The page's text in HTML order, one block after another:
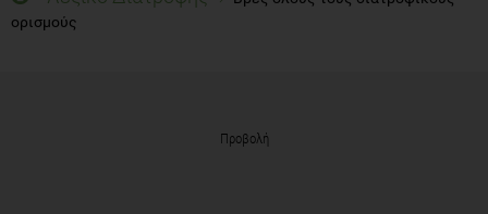
ορισμούς
Προβολή